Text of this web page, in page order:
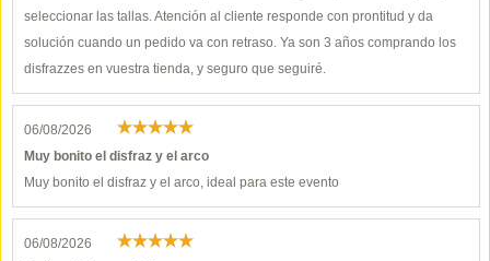
seleccionar las tallas. Atención al cliente responde con prontitud y da
solución cuando un pedido va con retraso. Ya son 3 años comprando los
disfrazzes en vuestra tienda, y seguro que seguiré.
06/08/2026
Muy bonito el disfraz y el arco
Muy bonito el disfraz y el arco, ideal para este evento
06/08/2026